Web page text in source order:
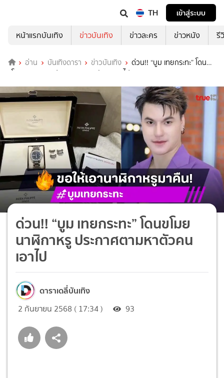
TH
เข้าสู่ระบบ
หน้าแรกบันเทิง
ข่าวบันเทิง ข่าวละคร ข่าวหนัง รี
อ่าน บันเทิงดารา ข่าวบันเทิง
ด่วน!! “บูม เทยกระทะ” โดน
ขโมยนาฬิกาหรู ประกาศตามหาตัวคนเอาไป
ด่วน!! “บูม เทยกระทะ” โดนขโมย
นาฬิกาหรู ประกาศตามหาตัวคน
เอาไป
ดาราเดลี่บันเทิง
2 กันยายน 2568 ( 17:34 ) 93